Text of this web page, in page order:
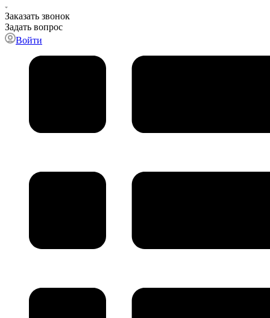
Заказать звонок
Задать вопрос
Войти